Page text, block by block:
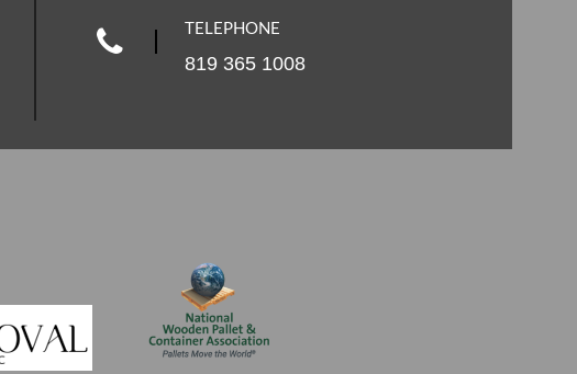
TELEPHONE
819 365 1008